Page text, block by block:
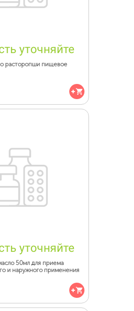
уточняйте
расторопши пищевое
уточняйте
50мл для приема
и наружного применения